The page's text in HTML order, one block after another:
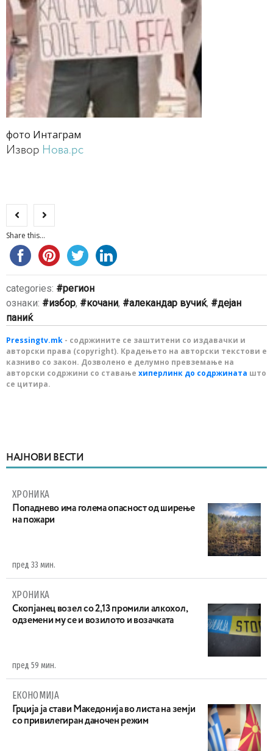
фото Интаграм
Извор Нова.рс
Share this...
categories:
регион
ознаки:
избор, кочани, алекандар вучиќ,
дејан
паниќ
Pressingtv.mk - содржините се заштитени со издавачки и
авторски права (copyright). Крадењето на авторски текстови е
казниво со закон. Дозволено е делумно превземање на
авторски содржини со ставање хиперлинк до содржината што
се цитира.
НАЈНОВИ ВЕСТИ
ХРОНИКА
Попаднево има голема опасност од ширење
на пожари
пред 33 мин.
ХРОНИКА
Скопјанец возел со 2,13 промили алкохол,
одземени му се и возилото и возачката
пред 59 мин.
ЕКОНОМИЈА
Грција ја стави Македонија во листа на земји
со привилегиран даночен режим